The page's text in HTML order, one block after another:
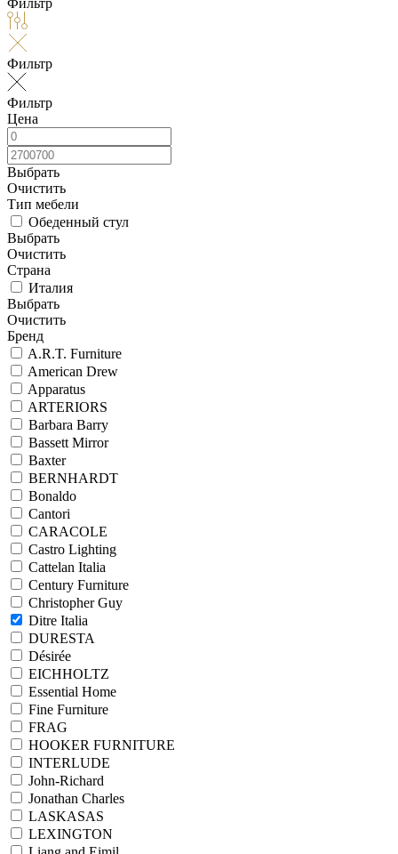
Фильтр
Фильтр
Цена
Выбрать
Очистить
Тип мебели
Обеденный стул
Выбрать
Очистить
Страна
Италия
Выбрать
Очистить
Бренд
A.R.T. Furniture
American Drew
Apparatus
ARTERIORS
Barbara Barry
Bassett Mirror
Baxter
BERNHARDT
Bonaldo
Cantori
CARACOLE
Castro Lighting
Cattelan Italia
Century Furniture
Christopher Guy
Ditre Italia
DURESTA
Désirée
EICHHOLTZ
Essential Home
Fine Furniture
FRAG
HOOKER FURNITURE
INTERLUDE
John-Richard
Jonathan Charles
LASKASAS
LEXINGTON